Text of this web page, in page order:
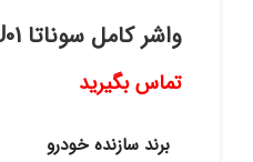
واشر کامل سوناتا 209102GU01 (اصلی)
تماس بگیرید
برند سازنده خودرو